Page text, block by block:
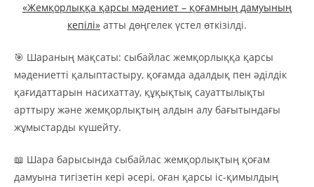
«Жемқорлыққа қарсы мәдениет – қоғамның дамуының
кепілі» атты дөңгелек үстел өткізілді.
🎯 Шараның мақсаты: сыбайлас жемқорлыққа қарсы
мәдениетті қалыптастыру, қоғамда адалдық пен әділдік
қағидаттарын насихаттау, құқықтық сауаттылықты
арттыру және жемқорлықтың алдын алу бағытындағы
жұмыстарды күшейту.
📖 Шара барысында сыбайлас жемқорлықтың қоғам
дамуына тигізетін кері әсері, оған қарсы іс-қимылдың